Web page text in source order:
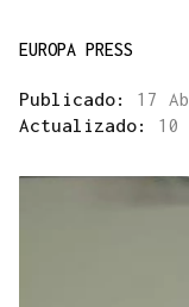
EUROPA PRESS
Publicado: 17
Actualizado: 10